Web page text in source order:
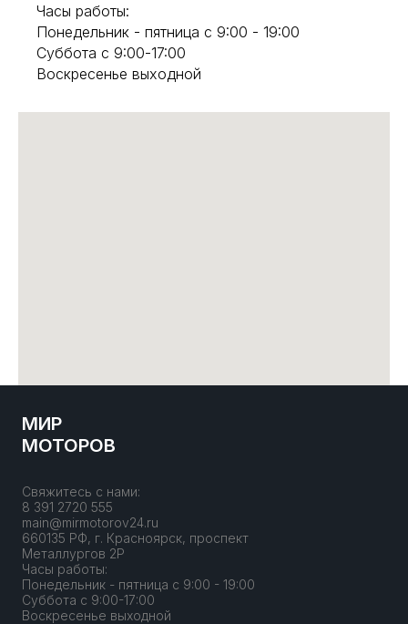
Часы работы:
Понедельник - пятница с 9:00 - 19:00
Суббота с 9:00-17:00
Воскресенье выходной
МИР
МОТОРОВ
Свяжитесь с нами:
8 391 2720 555
main@mirmotorov24.ru
660135 РФ, г. Красноярск, проспект
Металлургов 2Р
Часы работы:
Понедельник - пятница с 9:00 - 19:00
Суббота с 9:00-17:00
Воскресенье выходной